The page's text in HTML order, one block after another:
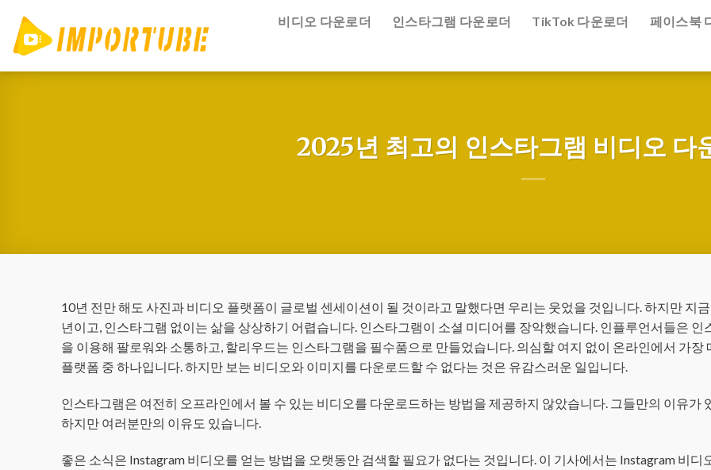
건
비디오 다운로더 인스타그램 다운로더 TikTok 다운로더 페이스북
2025년 최고의 인스타그램 비디오 다
10년 전만 해도 사진과 비디오 플랫폼이 글로벌 센세이션이 될 것이라고 말했다면 우리는 웃었을 것입니다. 하지만 지
년이고, 인스타그램 없이는 삶을 상상하기 어렵습니다. 인스타그램이 소셜 미디어를 장악했습니다. 인플루언서들은 인
을 이용해 팔로워와 소통하고, 할리우드는 인스타그램을 필수품으로 만들었습니다. 의심할 여지 없이 온라인에서 가장
플랫폼 중 하나입니다. 하지만 보는 비디오와 이미지를 다운로드할 수 없다는 것은 유감스러운 일입니다.
인스타그램은 여전히 오프라인에서 볼 수 있는 비디오를 다운로드하는 방법을 제공하지 않았습니다. 그들만의 이유가
하지만 여러분만의 이유도 있습니다.
좋은 소식은 Instagram 비디오를 얻는 방법을 오랫동안 검색할 필요가 없다는 것입니다. 이 기사에서는 Instagram 비디